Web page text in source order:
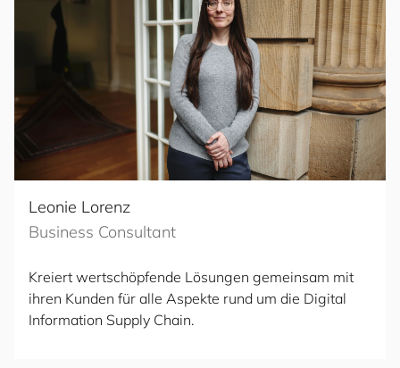
Leonie Lorenz
Business Consultant
Kreiert wertschöpfende Lösungen gemeinsam mit
ihren Kunden für alle Aspekte rund um die Digital
Information Supply Chain.